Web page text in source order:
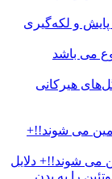
می شوند!!+ دلایل